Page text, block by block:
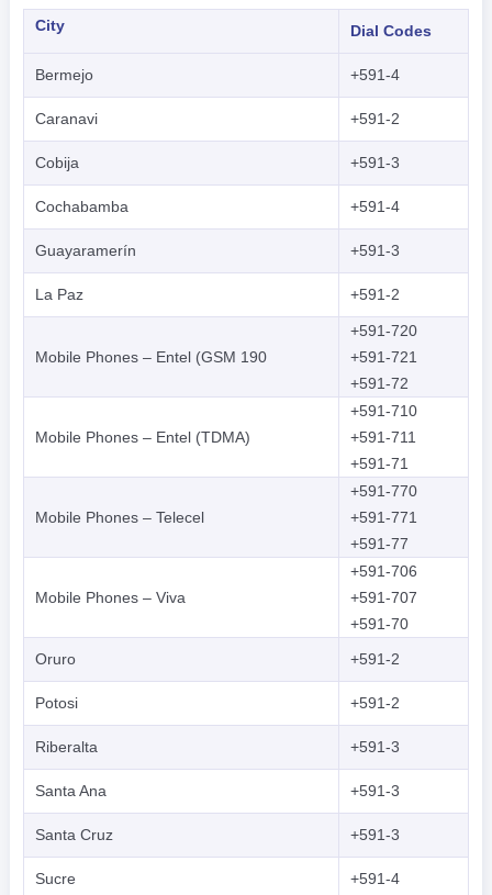
City Dial Codes
Bermejo +591-4
Caranavi +591-2
Cobija +591-3
Cochabamba +591-4
Guayaramerín +591-3
La Paz +591-2
Mobile Phones – Entel (GSM 190
+591-720
+591-721
+591-72
Mobile Phones – Entel (TDMA)
+591-710
+591-711
+591-71
Mobile Phones – Telecel
+591-770
+591-771
+591-77
Mobile Phones – Viva
+591-706
+591-707
+591-70
Oruro
+591-2
Potosi +591-2
Riberalta +591-3
Santa Ana +591-3
Santa Cruz +591-3
Sucre +591-4